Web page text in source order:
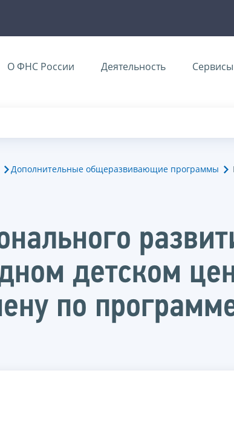
О ФНС России Деятельность Сервисы
Дополнительные общеразвивающие программы
детском
по